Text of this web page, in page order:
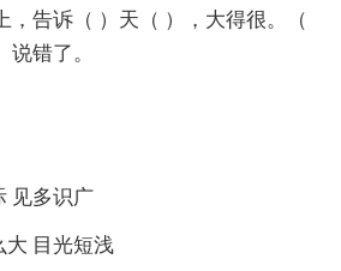
告诉（ ）天（ ），大得很。（
说错了。
多识广
目光短浅